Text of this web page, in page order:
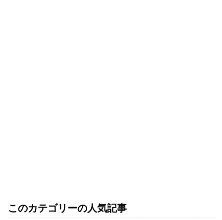
このカテゴリーの人気記事